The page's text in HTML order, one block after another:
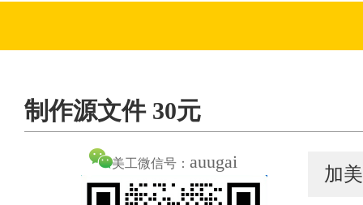
制作源文件 30元
美工微信号： auugai
加